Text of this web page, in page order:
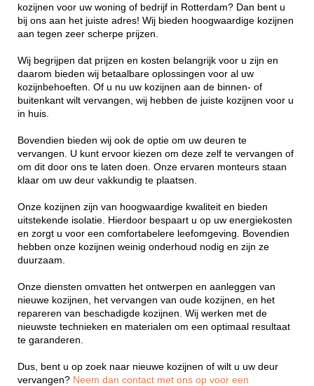
kozijnen voor uw woning of bedrijf in Rotterdam? Dan bent u
bij ons aan het juiste adres! Wij bieden hoogwaardige kozijnen
aan tegen zeer scherpe prijzen.
Wij begrijpen dat prijzen en kosten belangrijk voor u zijn en
daarom bieden wij betaalbare oplossingen voor al uw
kozijnbehoeften. Of u nu uw kozijnen aan de binnen- of
buitenkant wilt vervangen, wij hebben de juiste kozijnen voor u
in huis.
Bovendien bieden wij ook de optie om uw deuren te
vervangen. U kunt ervoor kiezen om deze zelf te vervangen of
om dit door ons te laten doen. Onze ervaren monteurs staan
klaar om uw deur vakkundig te plaatsen.
Onze kozijnen zijn van hoogwaardige kwaliteit en bieden
uitstekende isolatie. Hierdoor bespaart u op uw energiekosten
en zorgt u voor een comfortabelere leefomgeving. Bovendien
hebben onze kozijnen weinig onderhoud nodig en zijn ze
duurzaam.
Onze diensten omvatten het ontwerpen en aanleggen van
nieuwe kozijnen, het vervangen van oude kozijnen, en het
repareren van beschadigde kozijnen. Wij werken met de
nieuwste technieken en materialen om een optimaal resultaat
te garanderen.
Dus, bent u op zoek naar nieuwe kozijnen of wilt u uw deur
vervangen? Neem dan contact met ons op voor een